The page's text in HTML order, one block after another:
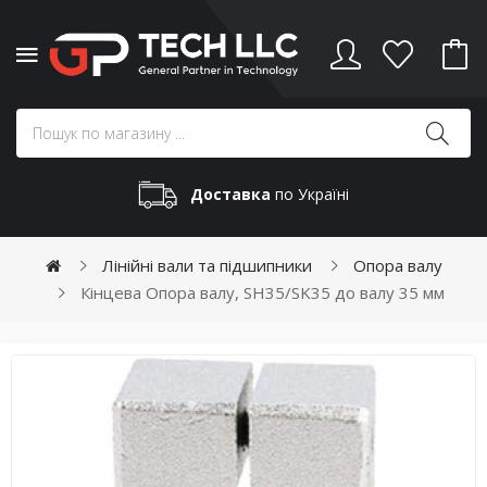
Доставка по Україні
Лінійні вали та підшипники
Опора валу
Кінцева Опора валу, SH35/SK35 до валу 35 мм